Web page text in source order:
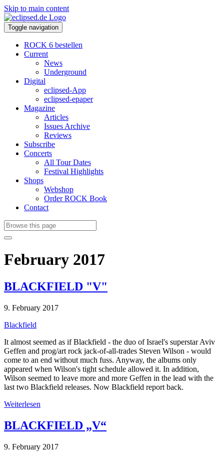
Skip to main content
Toggle navigation
ROCK 6 bestellen
Current
News
Underground
Digital
eclipsed-App
eclipsed-epaper
Magazine
Articles
Issues Archive
Reviews
Subscribe
Concerts
All Tour Dates
Festival Highlights
Shops
Webshop
Order ROCK Book
Contact
February 2017
BLACKFIELD "V"
9. February 2017
Blackfield
It almost seemed as if Blackfield - the duo of Israel's superstar Aviv
Geffen and prog/art rock jack-of-all-trades Steven Wilson - would
come to an end without much fuss. Anyway, the albums only
appeared when Wilson's tight schedule allowed it. In addition,
Wilson seemed to leave more and more Geffen in the lead with the
last two Blackfield releases. Now Blackfield report back.
Weiterlesen
BLACKFIELD „V“
9. February 2017